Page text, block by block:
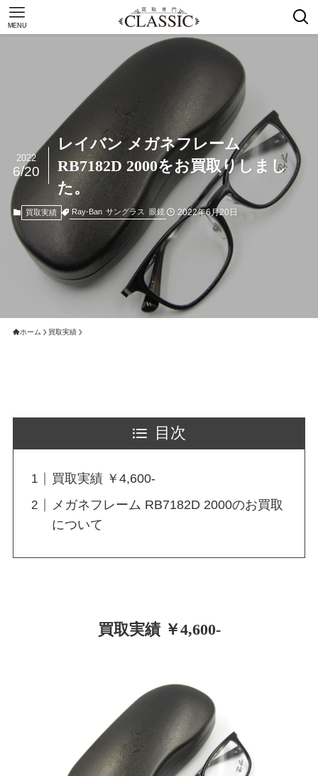
MENU
レイバン メガネフレーム
RB7182D 2000をお買取りしまし
た。
2022
6/20
買取実績 Ray-Ban サングラス 眼鏡 2022年6月20日
ホーム 買取実績
目次
買取実績 ￥4,600-
メガネフレーム RB7182D 2000のお買取
について
買取実績 ￥4,600-